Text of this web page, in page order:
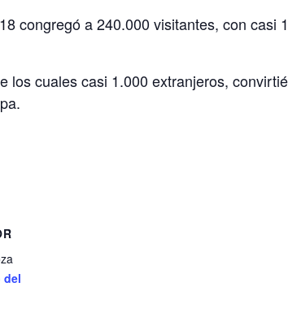
congregó a 240.000 visitantes, con casi
los cuales casi 1.000 extranjeros,
del